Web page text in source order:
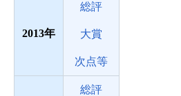
2013
総評
大賞
次点等
総評